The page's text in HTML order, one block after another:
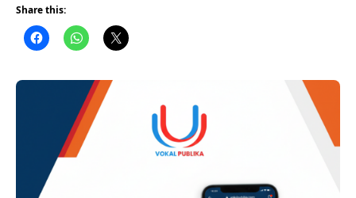
WiFi di Kecamatan Karangkancana, Kabupaten Kuningan,
memasuki babak baru setelah Camat Karangkancana
memberikan klarifikasi mengenai beredarnya pesan
identitas Kantor Kecamatan Karangkancana.
ADVERTISEMENT Di satu sisi, terdapat tangkapan …
Share this: